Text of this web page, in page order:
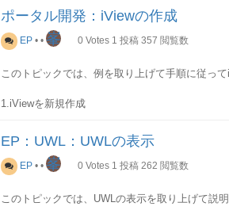
標準のgeneral/eu_role、super_admin/
して取り上げて、ポータルの表示を示します。
general/eu_roleのコンテンツ定義
RoleT1のコンテンツ定義
5.ページの作成を完了
プレビュー
service private IUWLService findService()
Properties();
uwlService = (IUWLService) ctx.lookup("/broker/
try {
IUWLService uwlService = findService();
// define session timeout period
final int sessionIdleTimeout = 60;
// create context
UWLContext uwlContext = new
// find logged in user.
ポータル開発：iViewの作成
EP ••峯 0 Votes 1 投稿 357 閲覧数
このトピックでは、例を取り上げて手順に従っ
1.iViewを新規作成
2.iViewの作成方法を選択
例では「Web Dynpro Java Applicaiton」から作成
EP：UWL：UWLの表示
EP ••峯 0 Votes 1 投稿 262 閲覧数
このトピックでは、UWLの表示を取り上げて説明